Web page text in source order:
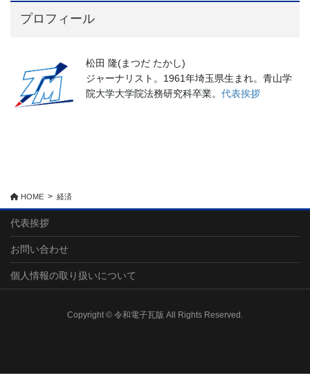
プロフィール
松田 隆(まつだ たかし)
ジャーナリスト。1961年埼玉県生まれ。青山学
院大学大学院法務研究科卒業。 代表挨拶
HOME 経済
代表挨拶
お問い合わせ
個人情報の取り扱いについて
Copyright © 令和電子瓦版 All Rights Reserved.